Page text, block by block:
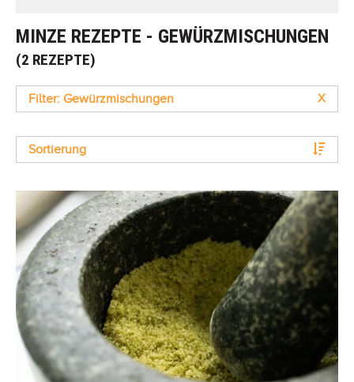
MINZE REZEPTE - GEWÜRZMISCHUNGEN
(2 REZEPTE)
Filter: Gewürzmischungen X
Sortierung